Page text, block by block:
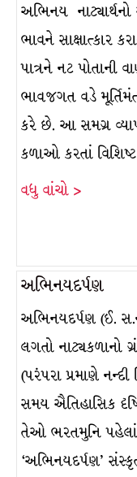
અભિનય નાટ્યાર્થનો
ભાવને સાક્ષાત્કાર
પાત્રને નટ
ભાવજગત વડે મૂર્તિમંત
કરે છે. આ સમગ્ર
કળાઓ કરતાં
વધુ વાંચો >
અભિનયદર્પણ
અભિનયદર્પણ (ઈ.
લગતો નાટ્યકળાનો
(પરંપરા પ્રમાણે
સમય ઐતિહાસિક
તેઓ ભરતમુનિ પહેલાં
‘અભિનયદર્પણ’